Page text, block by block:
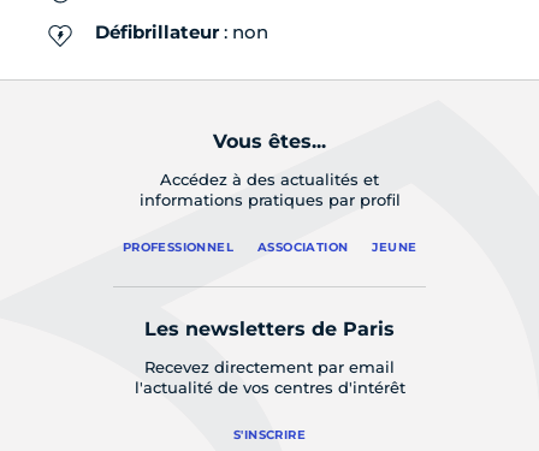
Défibrillateur: non
Vous êtes...
Accédez à des actualités et
informations pratiques par profil
PROFESSIONNEL ASSOCIATION JEUNE
Les newsletters de Paris
Recevez directement par email
l'actualité de vos centres d'intérêt
S'INSCRIRE